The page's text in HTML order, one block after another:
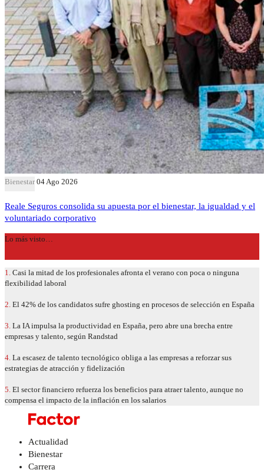
Bienestar 04 Ago 2026
Reale Seguros consolida su apuesta por el bienestar, la igualdad y el
voluntariado corporativo
Lo más visto…
1. Casi la mitad de los profesionales afronta el verano con poca o ninguna
flexibilidad laboral
2. El 42% de los candidatos sufre ghosting en procesos de selección en España
3. La IA impulsa la productividad en España, pero abre una brecha entre
empresas y talento, según Randstad
4. La escasez de talento tecnológico obliga a las empresas a reforzar sus
estrategias de atracción y fidelización
5. El sector financiero refuerza los beneficios para atraer talento, aunque no
compensa el impacto de la inflación en los salarios
Actualidad
Bienestar
Carrera